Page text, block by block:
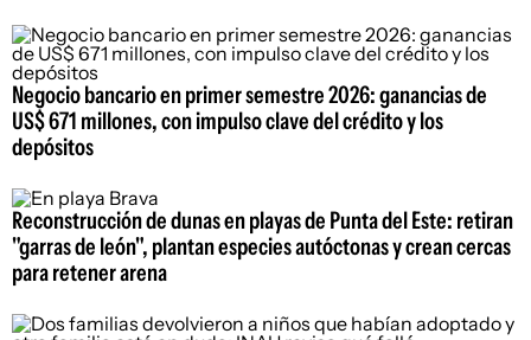
Negocio bancario en primer semestre 2026: ganancias de
US$ 671 millones, con impulso clave del crédito y los
depósitos
Reconstrucción de dunas en playas de Punta del Este: retiran
"garras de león", plantan especies autóctonas y crean cercas
para retener arena